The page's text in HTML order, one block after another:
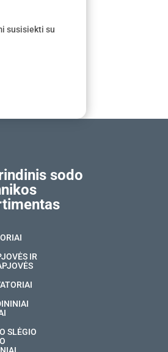
susisiekti su
sodo
IR
SLĖGIO